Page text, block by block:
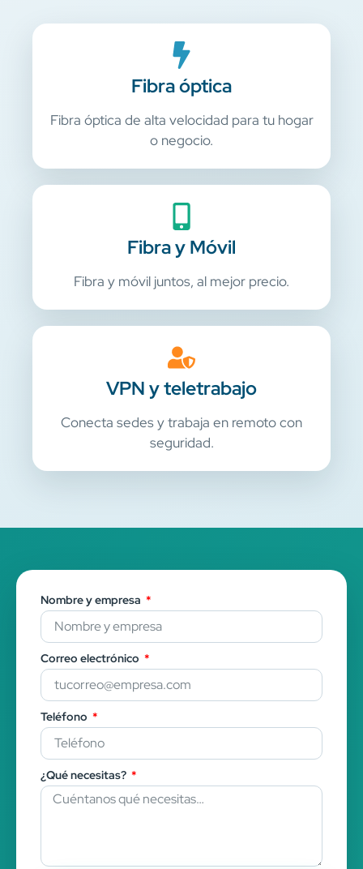
Fibra óptica
Fibra óptica de alta velocidad para tu hogar
o negocio.
Fibra y Móvil
Fibra y móvil juntos, al mejor precio.
VPN y teletrabajo
Conecta sedes y trabaja en remoto con
seguridad.
Nombre y empresa
Correo electrónico
Teléfono
¿Qué necesitas?